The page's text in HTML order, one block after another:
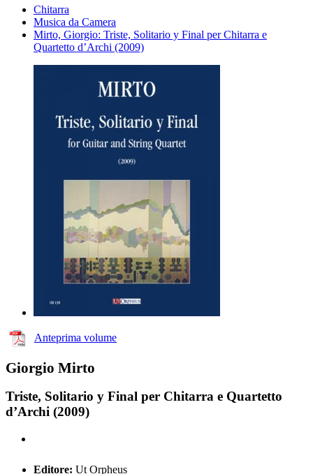
Chitarra
Musica da Camera
Mirto, Giorgio: Triste, Solitario y Final per Chitarra e
Quartetto d’Archi (2009)
Anteprima volume
Giorgio Mirto
Triste, Solitario y Final per Chitarra e Quartetto
d’Archi (2009)
Editore: Ut Orpheus